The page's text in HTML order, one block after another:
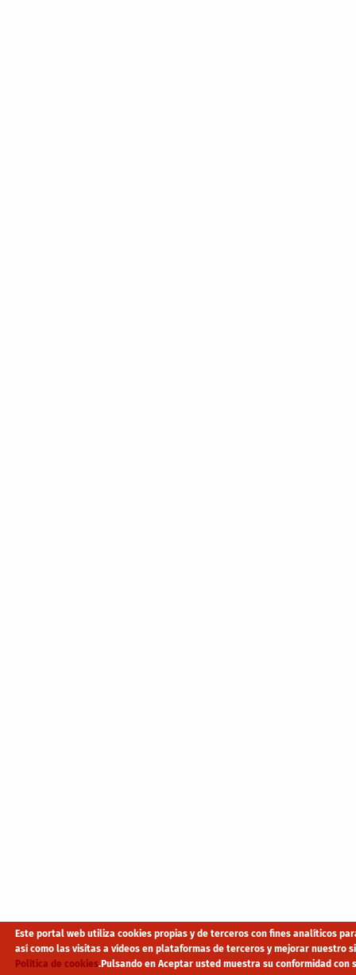
Este portal web utiliza cookies propias y de terceros con fines analíticos
así como las visitas a vídeos en plataformas de terceros y mejorar nuestro
Política de cookies.Pulsando en Aceptar usted muestra su conformidad con